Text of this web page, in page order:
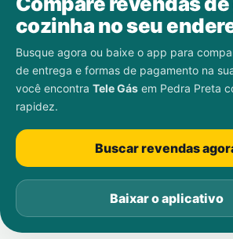
cozinha no seu
Busque agora ou baixe o app para
de entrega e formas de pagamento na
você encontra Tele Gás em Pedra Preta
rapidez.
Buscar revendas
Baixar o aplicativo